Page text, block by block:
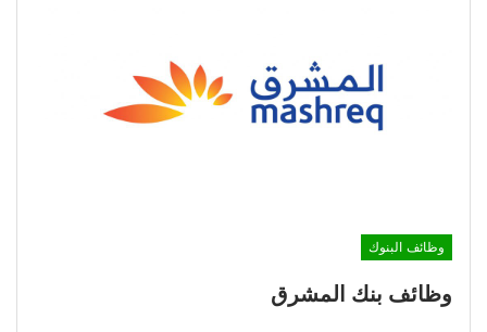
وظائف البنوك
وظائف بنك المشرق